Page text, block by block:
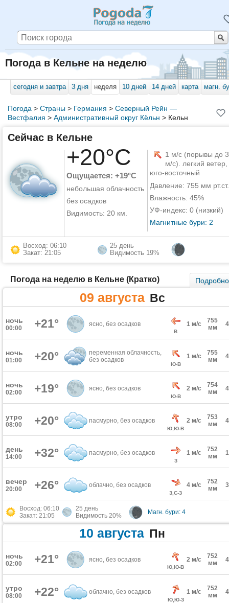
Погода в Кельне на неделю
сегодня и завтра 3 дня неделя 10 дней 14 дней карта магн.
Погода > Страны> Германия > Северный Рейн —
Вестфалия > Административный округ Кёльн > Кельн
Сейчас в Кельне
+20°C
Ощущается: +19°C
небольшая облачность
без осадков
Видимость: 20 км.
1 м/с (порывы до 3
м/с). легкий ветер,
юго-восточный
Давление: 755 мм рт.ст.
Влажность: 45%
УФ-индекс: 0 (низкий)
Магнитные бури: 2
Восход: 06:10
Закат: 21:05
25 день
Видимость 19%
Погода на неделю в Кельне (Кратко) Подробно
09 августа Вс
ночь
00:00 +21° ясно, без осадков
В
1 м/с
755
мм
ночь
01:00 +20°
переменная облачность,
без осадков
Ю-В
1 м/с
755
мм
ночь
02:00 +19° ясно, без осадков
Ю-В
2 м/с
754
мм
утро
08:00 +20° пасмурно, без осадков
Ю,Ю-В
2 м/с
753
мм
день
14:00 +32° пасмурно, без осадков
З
1 м/с
752
мм
вечер
20:00 +26° облачно, без осадков
З,С-З
4 м/с
752
мм
Восход: 06:10
Закат: 21:05
25 день
Видимость 20%
Магн. бури: 4
10 августа Пн
ночь
02:00 +21° ясно, без осадков
Ю,Ю-В
2 м/с
752
мм
утро
08:00 +22° облачно, без осадков
Ю,Ю-З
1 м/с
752
мм